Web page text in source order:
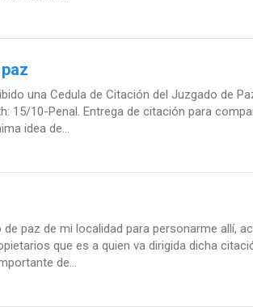
una Cedula de Citación del Juzgado de
15/10-Penal. Entrega de citación para
idea de...
paz de mi localidad para personarme allí,
que es a quien va dirigida dicha
de...